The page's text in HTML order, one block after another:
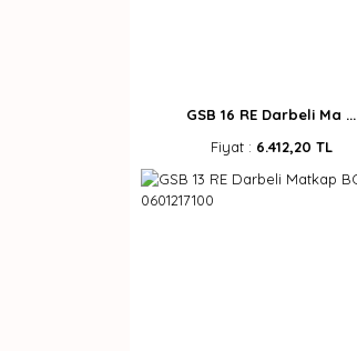
GSB 16 RE Darbeli Ma ...
Fiyat : 6.412,20 TL